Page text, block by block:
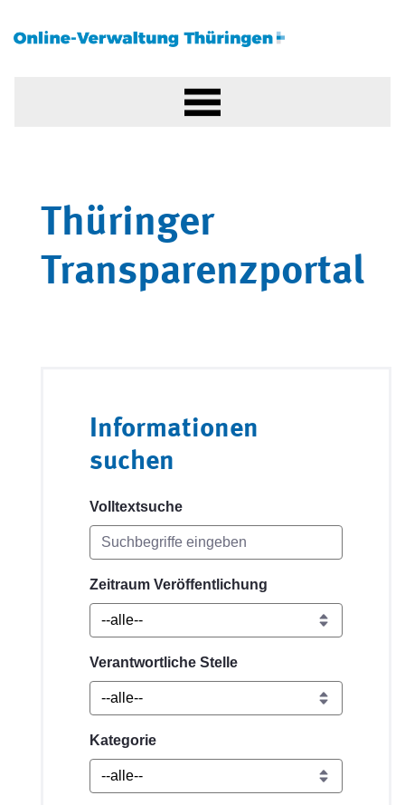
Thüringer
Transparenzportal
Informationen
suchen
Volltextsuche
Zeitraum Veröffentlichung
Verantwortliche Stelle
Kategorie